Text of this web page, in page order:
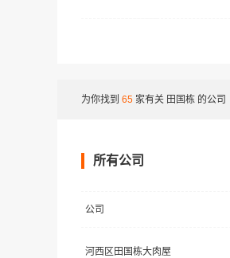
为你找到 65 家有关 田国栋 的公司
所有公司
公司
河西区田国栋大肉屋